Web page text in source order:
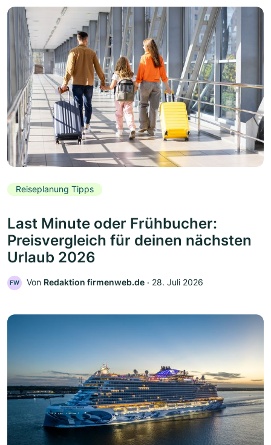
Reiseplanung Tipps
Last Minute oder Frühbucher:
Preisvergleich für deinen nächsten
Urlaub 2026
FW Von Redaktion firmenweb.de ‧ 28. Juli 2026